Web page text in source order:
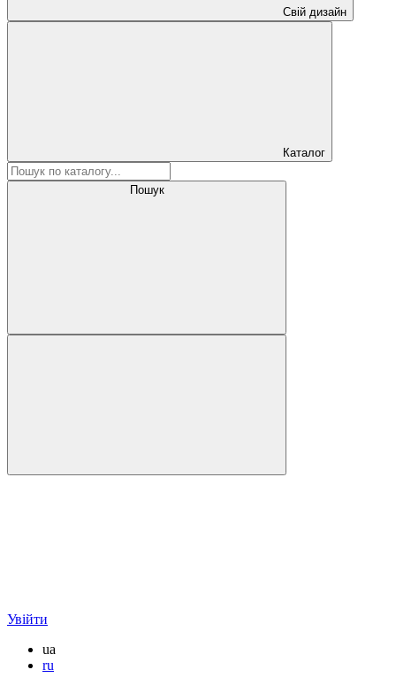
Свій дизайн
Каталог
Пошук
Увійти
ua
ru